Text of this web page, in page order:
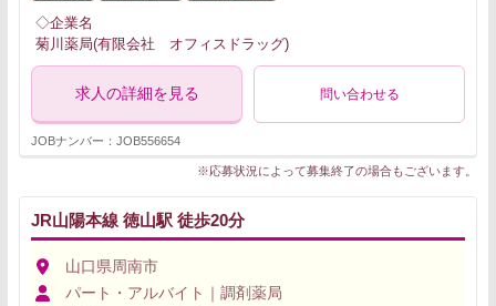
◇企業名
菊川薬局(有限会社 オフィスドラッグ)
求人の詳細を見る 問い合わせる
JOBナンバー：JOB556654
※応募状況によって募集終了の場合もございます。
JR山陽本線 徳山駅 徒歩20分
山口県周南市
パート・アルバイト｜調剤薬局